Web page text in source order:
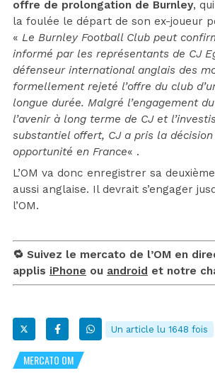
offre de prolongation de Burnley,
la foulée le départ de son ex-joueur
« Le Burnley Football Club peut
informé par les représentants de CJ
défenseur international anglais des
formellement rejeté l’offre du club
longue durée. Malgré l’engagement
l’avenir à long terme de CJ et
substantiel offert, CJ a pris la
opportunité en France« .
L’OM va donc enregistrer sa
aussi anglaise. Il devrait s’engager
l’OM.
🔁 Suivez le mercato de l’OM en
applis iPhone ou android et notre
Un article lu 1648 fois
MERCATO OM